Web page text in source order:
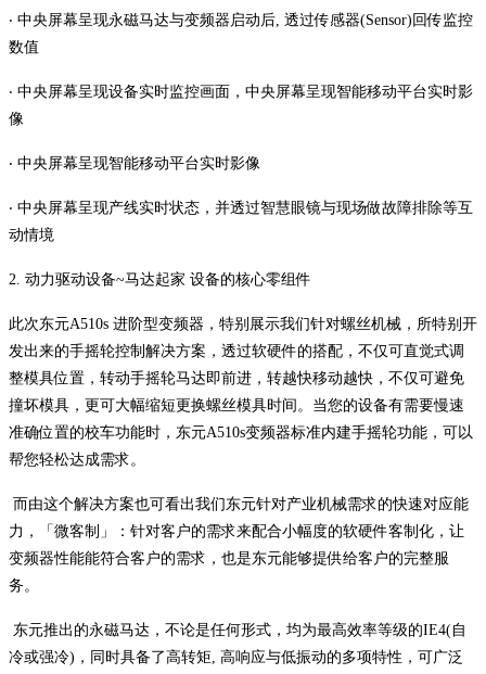
‧ 中央屏幕呈现永磁马达与变频器启动后, 透过传感器(Sensor)回传监控
数值
‧ 中央屏幕呈现设备实时监控画面，中央屏幕呈现智能移动平台实时影
像
‧ 中央屏幕呈现智能移动平台实时影像
‧ 中央屏幕呈现产线实时状态，并透过智慧眼镜与现场做故障排除等互
动情境
2. 动力驱动设备~马达起家 设备的核心零组件
此次东元A510s 进阶型变频器，特别展示我们针对螺丝机械，所特别开
发出来的手摇轮控制解决方案，透过软硬件的搭配，不仅可直觉式调
整模具位置，转动手摇轮马达即前进，转越快移动越快，不仅可避免
撞坏模具，更可大幅缩短更换螺丝模具时间。当您的设备有需要慢速
准确位置的校车功能时，东元A510s变频器标准内建手摇轮功能，可以
帮您轻松达成需求。
而由这个解决方案也可看出我们东元针对产业机械需求的快速对应能
力，「微客制」：针对客户的需求来配合小幅度的软硬件客制化，让
变频器性能能符合客户的需求，也是东元能够提供给客户的完整服
务。
东元推出的永磁马达，不论是任何形式，均为最高效率等级的IE4(自
冷或强冷)，同时具备了高转矩, 高响应与低振动的多项特性，可广泛